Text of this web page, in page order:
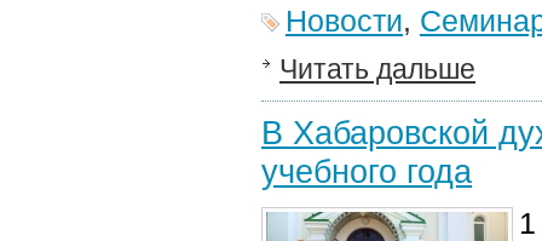
Новости,
Читать дальше
В Хабаровской
учебного года